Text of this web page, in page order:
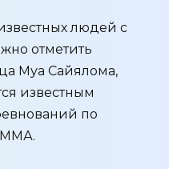
людей с
отметить
Муа Сайялома,
известным
по
ММА.